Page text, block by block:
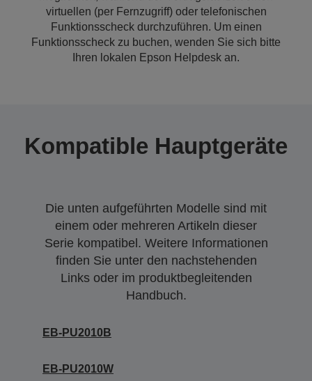
virtuellen (per Fernzugriff) oder telefonischen
Funktionsscheck durchzuführen. Um einen
Funktionsscheck zu buchen, wenden Sie sich bitte
Ihren lokalen Epson Helpdesk an.
Kompatible Hauptgeräte
Die unten aufgeführten Modelle sind mit
einem oder mehreren Artikeln dieser
Serie kompatibel. Weitere Informationen
finden Sie unter den nachstehenden
Links oder im produktbegleitenden
Handbuch.
EB-PU2010B
EB-PU2010W